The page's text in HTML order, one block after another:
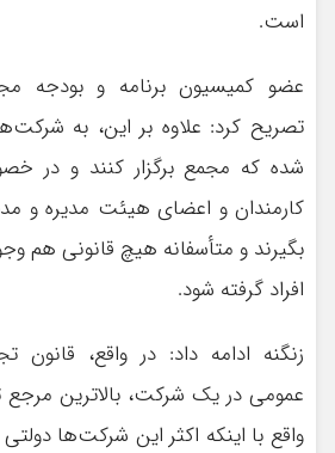
است.
عضو کمیسیون برنامه و بودجه
تصریح کرد: علاوه بر این، به
شده که مجمع برگزار کنند و در
کارمندان و اعضای هیئت مدیره و
بگیرند و متأسفانه هیچ قانونی هم
افراد گرفته شود.
زنگنه ادامه داد: در واقع،
عمومی در یک شرکت، بالاترین
واقع با اینکه اکثر این شرکت‌ها